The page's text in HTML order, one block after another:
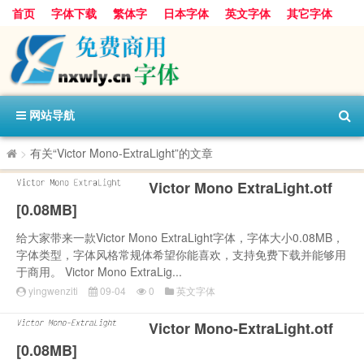
首页 字体下载 繁体字 日本字体 英文字体
其它字体
阿里巴巴字体
字体分类
网站导航
> 有关“Victor Mono-ExtraLight”的文章
Victor Mono ExtraLight.otf
[0.08MB]
给大家带来一款Victor Mono ExtraLight字体，字体大小0.08MB，
字体类型，字体风格常规体希望你能喜欢，支持免费下载并能够用
于商用。 Victor Mono ExtraLig...
yingwenziti 09-04 0 英文字体
Victor Mono-ExtraLight.otf
[0.08MB]